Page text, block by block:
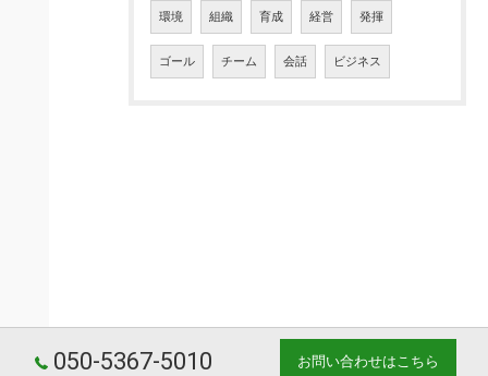
環境 組織 育成 経営 発揮
ゴール チーム 会話 ビジネス
050-5367-5010 お問い合わせはこちら